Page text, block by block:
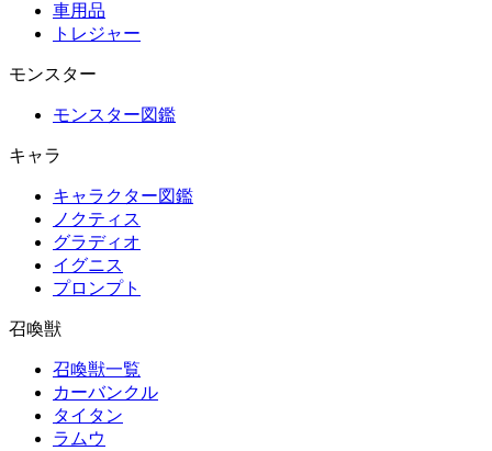
車用品
トレジャー
モンスター
モンスター図鑑
キャラ
キャラクター図鑑
ノクティス
グラディオ
イグニス
プロンプト
召喚獣
召喚獣一覧
カーバンクル
タイタン
ラムウ